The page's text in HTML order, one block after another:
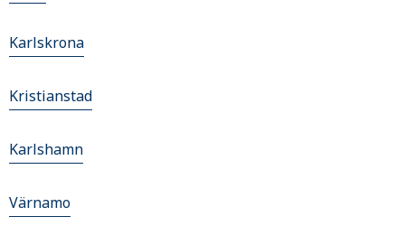
Karlskrona
Kristianstad
Karlshamn
Värnamo